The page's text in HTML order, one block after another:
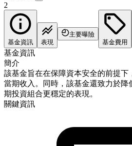
2
基金資訊 表現
主要曝險
基金費用
基金資訊
簡介
該基金旨在在保障資本安全的前提下
當期收入。同時，該基金還致力於降
期投資組合更穩定的表現。
關鍵資訊